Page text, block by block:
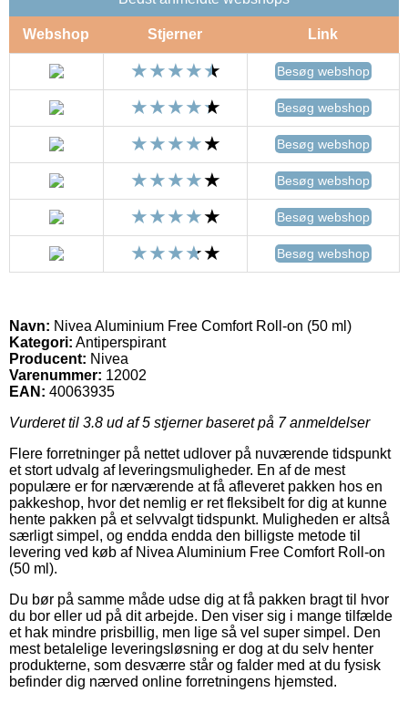
Webshop Stjerner Link
Besøg webshop
Besøg webshop
Besøg webshop
Besøg webshop
Besøg webshop
Besøg webshop
Navn: Nivea Aluminium Free Comfort Roll-on (50 ml)
Kategori: Antiperspirant
Producent: Nivea
Varenummer: 12002
EAN: 40063935
Vurderet til 3.8 ud af 5 stjerner baseret på 7anmeldelser
Flere forretninger på nettet udlover på nuværende tidspunkt
et stort udvalg af leveringsmuligheder. En af de mest
populære er for nærværende at få afleveret pakken hos en
pakkeshop, hvor det nemlig er ret fleksibelt for dig at kunne
hente pakken på et selvvalgt tidspunkt. Muligheden er altså
særligt simpel, og endda endda den billigste metode til
levering ved køb af Nivea Aluminium Free Comfort Roll-on
(50 ml).
Du bør på samme måde udse dig at få pakken bragt til hvor
du bor eller ud på dit arbejde. Den viser sig i mange tilfælde
et hak mindre prisbillig, men lige så vel super simpel. Den
mest betalelige leveringsløsning er dog at du selv henter
produkterne, som desværre står og falder med at du fysisk
befinder dig nærved online forretningens hjemsted.